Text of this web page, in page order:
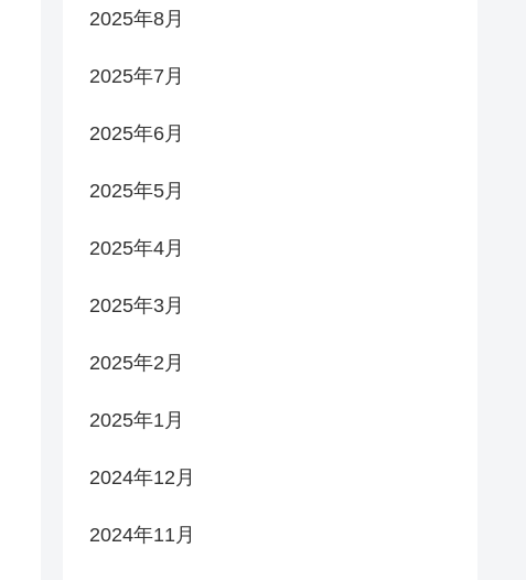
2025年8月
2025年7月
2025年6月
2025年5月
2025年4月
2025年3月
2025年2月
2025年1月
2024年12月
2024年11月